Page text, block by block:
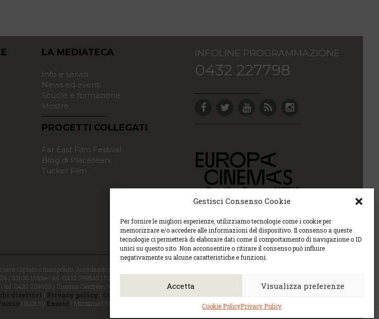
Gestisci Consenso Cookie
Per fornire le migliori esperienze, utilizziamo tecnologie come i cookie per
memorizzare e/o accedere alle informazioni del dispositivo. Il consenso a queste
tecnologie ci permetterà di elaborare dati come il comportamento di navigazione o ID
unici su questo sito. Non acconsentire o ritirare il consenso può influire
negativamente su alcune caratteristiche e funzioni.
Accetta Visualizza preferenze
Cookie PolicyPrivacy Policy
LA MEDIATECA
Info e servizi
News ed eventi
Scuole e formazione
Mostre
PROGETTI COLLEGATI
Far East Film Festival
Blog di Placereani
Tucker Film
INFOLINE PROGRAMMAZIONE
0432 227798
copiato o manipolato. Accedendo al sito approvi la Policy sulla privacy e la Policy sui contenuti.
| 33100 Udine | tel. 0432 299545 | P.Iva 01295290306 |
0432 204933 | Cinema Centrale, via Poscolle 8 | tel. 0432 504240
direttivi | Privacy policy | Cookie policy
| Built byEnsoul | Mantained by